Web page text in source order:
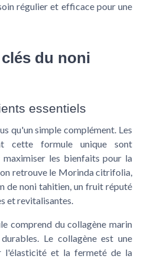
régulier et efficace pour une
du noni
essentiels
qu'un simple complément. Les
cette formule unique sont
maximiser les bienfaits pour la
on retrouve le Morinda citrifolia,
de noni tahitien, un fruit réputé
et revitalisantes.
comprend du collagène marin
Le collagène est une
l'élasticité et la fermeté de la